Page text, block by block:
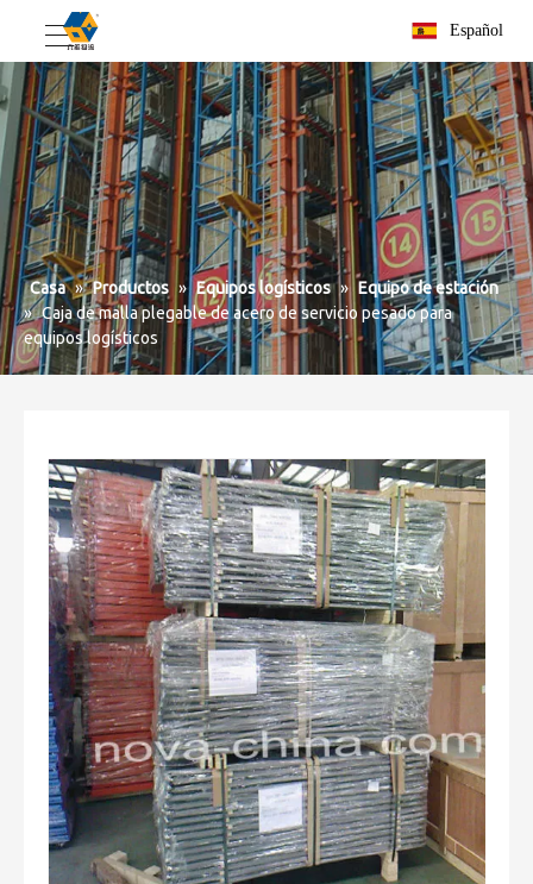
Español
Casa » Productos » Equipos logísticos » Equipo de estación
» Caja de malla plegable de acero de servicio pesado para
equipos logísticos